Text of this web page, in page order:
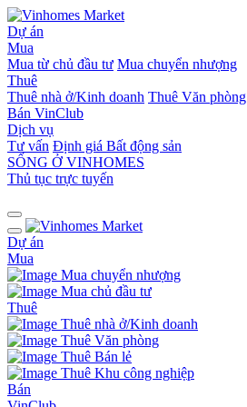
Dự án
Mua
Mua từ chủ đầu tư Mua chuyển nhượng
Thuê
Thuê nhà ở/Kinh doanh Thuê Văn phòng
Bán VinClub
Dịch vụ
Tư vấn Định giá Bất động sản
SỐNG Ở VINHOMES
Thủ tục trực tuyến
Dự án
Mua
Mua chuyển nhượng
Mua chủ đầu tư
Thuê
Thuê nhà ở/Kinh doanh
Thuê Văn phòng
Thuê Bán lẻ
Thuê Khu công nghiệp
Bán